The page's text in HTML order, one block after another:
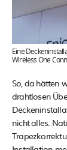
Eine
Wireless One
So, da hätten
drahtlosen
nicht alles.